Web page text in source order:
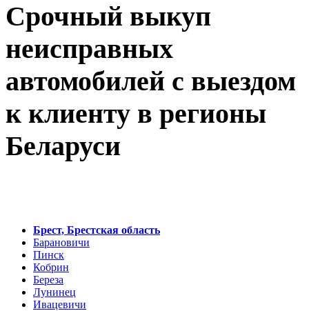
Срочный выкуп
неисправных
автомобилей с выездом
к клиенту в регионы
Беларуси
Брест, Брестская область
Барановичи
Пинск
Кобрин
Береза
Лунинец
Ивацевичи